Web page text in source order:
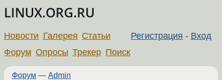
LINUX.ORG.RU
Регистрация - Вход
Новости Галерея Статьи
Форум Опросы Трекер Поиск
Форум — Admin